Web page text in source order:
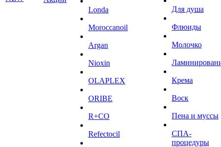
Londa
Moroccanoil
Argan
Niохin
OLAPLEX
ORIBE
R+CO
Refectocil
Для душа
Флюиды
Молочко
Крема
Воск
Пена и муссы
СПА-
процедуры